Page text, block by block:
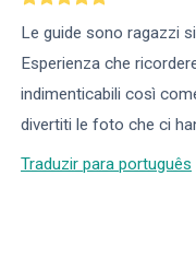
Le guide sono ragazzi
Esperienza che
indimenticabili così
divertiti le foto che ci
Traduzir para português